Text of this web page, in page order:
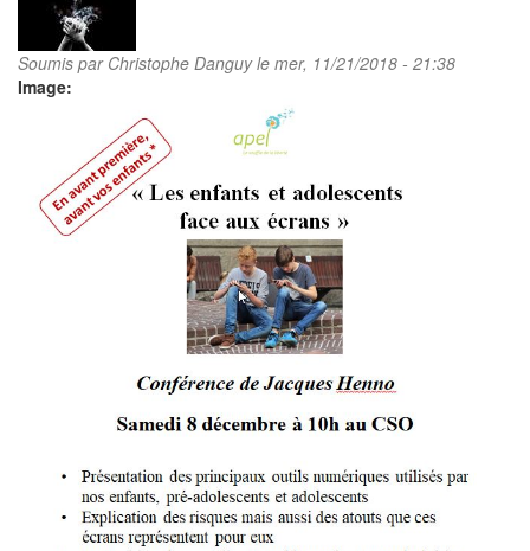
Soumis par Christophe Danguyle mer, 11/21/2018 - 21:38
Image: